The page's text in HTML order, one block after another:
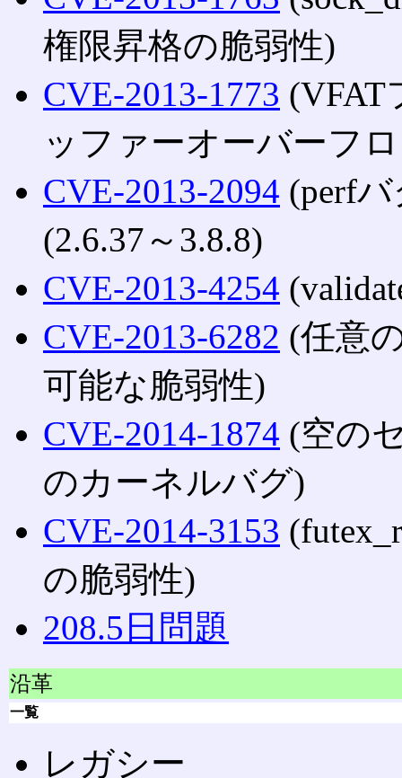
権限昇格の脆弱性)
CVE-2013-1773 (VFAT
ッファーオーバーフ
CVE-2013-2094 (perf
(2.6.37～3.8.8)
CVE-2013-4254
CVE-2013-6282 (任意
可能な脆弱性)
CVE-2014-1874 (空の
のカーネルバグ)
CVE-2014-3153
の脆弱性)
208.5日問題
沿革
一覧
レガシー